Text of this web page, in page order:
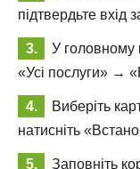
підтвердьте
У головному
«Усі послуги» →
Виберіть
натисніть
Заповніть